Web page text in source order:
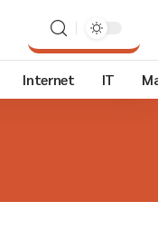
Internet IT